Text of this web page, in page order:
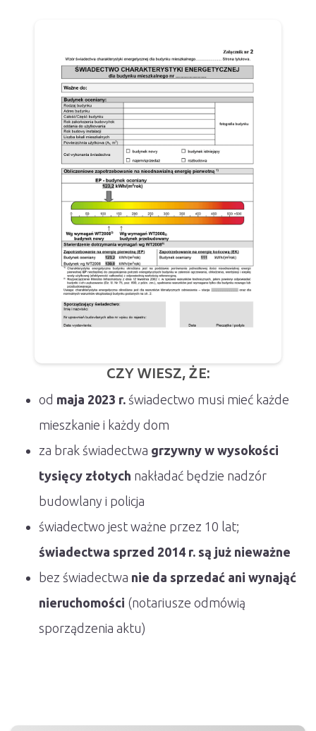
CZY WIESZ, ŻE:
od maja 2023 r. świadectwo musi mieć każde
mieszkanie i każdy dom
za brak świadectwa grzywny w wysokości
tysięcy złotych nakładać będzie nadzór
budowlany i policja
świadectwo jest ważne przez 10 lat;
świadectwa sprzed 2014 r. są już nieważne
bez świadectwa nie da sprzedać ani wynająć
nieruchomości (notariusze odmówią
sporządzenia aktu)